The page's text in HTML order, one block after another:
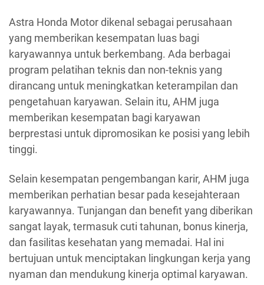
Astra Honda Motor dikenal sebagai perusahaan
yang memberikan kesempatan luas bagi
karyawannya untuk berkembang. Ada berbagai
program pelatihan teknis dan non-teknis yang
dirancang untuk meningkatkan keterampilan dan
pengetahuan karyawan. Selain itu, AHM juga
memberikan kesempatan bagi karyawan
berprestasi untuk dipromosikan ke posisi yang lebih
tinggi.
Selain kesempatan pengembangan karir, AHM juga
memberikan perhatian besar pada kesejahteraan
karyawannya. Tunjangan dan benefit yang diberikan
sangat layak, termasuk cuti tahunan, bonus kinerja,
dan fasilitas kesehatan yang memadai. Hal ini
bertujuan untuk menciptakan lingkungan kerja yang
nyaman dan mendukung kinerja optimal karyawan.